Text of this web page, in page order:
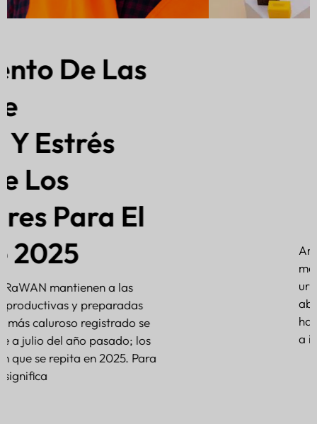
Seguimiento De
Real Con
Rastreadores Cat-1 Y
Balizas Bluetooth
Antecedentes: Una empresa de logística de tamaño
mediano opera una flota de 50 camiones en zonas
urbanas y rurales, entregando productos que
abarcan desde productos electrónicos de consumo
hasta baterías industriales. La empresa se enfrentó
a importantes desafíos.
6 De Marzo De 2025